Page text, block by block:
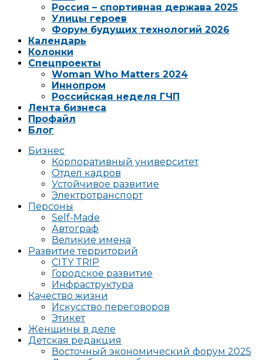
Россия – спортивная держава 2025
Улицы героев
Форум будущих технологий 2026
Календарь
Колонки
Спецпроекты
Woman Who Matters 2024
Иннопром
Российская неделя ГЧП
Лента бизнеса
Профайл
Блог
Бизнес
Корпоративный университет
Отдел кадров
Устойчивое развитие
Электротранспорт
Персоны
Self-Made
Автограф
Великие имена
Развитие территорий
CITY TRIP
Городское развитие
Инфраструктура
Качество жизни
Искусство переговоров
Этикет
Женщины в деле
Детская редакция
Восточный экономический форум 2025